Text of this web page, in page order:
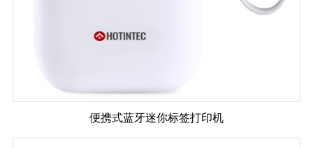
便携式蓝牙迷你标签打印机